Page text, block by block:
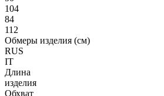
104
84
112
Обмеры изделия (см)
RUS
IT
Длина
изделия
Обхват